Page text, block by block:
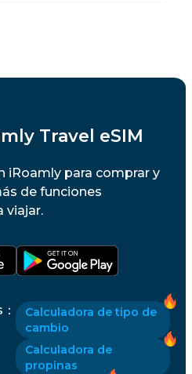
Travel eSIM
iRoamly para comprar y
de funciones
viajar.
：
Calculadora de tipo de
cambio
Calculadora de
propinas